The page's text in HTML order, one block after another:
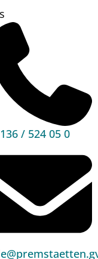
/ 524 05 0
ist unser
Einwohnerzahl
, die